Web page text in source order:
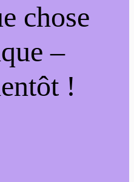
chose
–
!